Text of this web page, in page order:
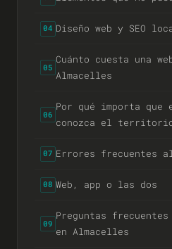
04 Diseño web y SEO
05
Cuánto cuesta una
Almacelles
06
Por qué importa que
conozca el
07 Errores frecuentes
08 Web, app o las dos
09
Preguntas
en Almacelles